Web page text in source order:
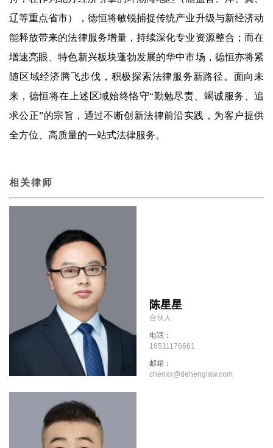
辽等重点省市），德恒将敏锐捕捉传统产业升级与新经济动
能释放带来的法律服务增量，持续深化专业资源整合；而在
增速亮眼、特色新兴板块蓬勃发展的华中市场，德恒亦将紧
随区域经济腾飞步伐，积极探索法律服务新路径。面向未
来，德恒将在上述区域始终恪守“勤勉尽责、竭诚服务、追
求公正”的宗旨，通过不断创新法律前沿实践，为客户提供
全方位、高质量的一站式法律服务。
相关律师
陈星星
合伙人
电话：
18511176661
邮箱：
chenxx@dehenglaw.com